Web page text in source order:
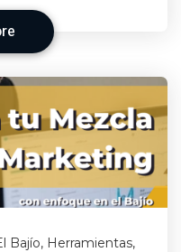
Bajío, Herramientas,